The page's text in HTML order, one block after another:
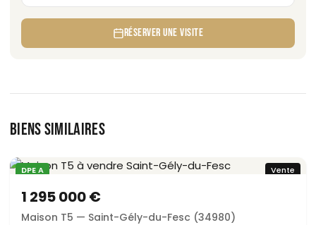
RÉSERVER UNE VISITE
BIENS SIMILAIRES
DPE A Vente
1 295 000 €
Maison T5 — Saint-Gély-du-Fesc (34980)